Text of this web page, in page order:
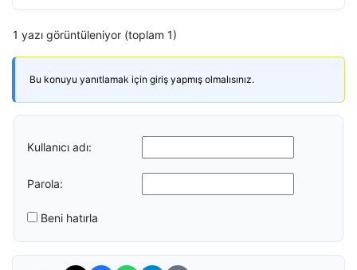
1 yazı görüntüleniyor (toplam 1)
Bu konuyu yanıtlamak için giriş yapmış olmalısınız.
Kullanıcı adı:
Parola:
Beni hatırla